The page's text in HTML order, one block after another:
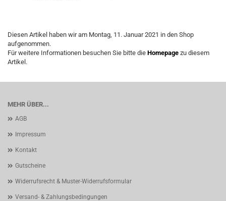
Diesen Artikel haben wir am Montag, 11. Januar 2021 in den Shop
aufgenommen.
Für weitere Informationen besuchen Sie bitte die Homepage zu diesem
Artikel.
MEHR ÜBER...
AGB
Impressum
Kontakt
Gutscheine
Widerrufsrecht & Muster-Widerrufsformular
Versand- & Zahlungsbedingungen